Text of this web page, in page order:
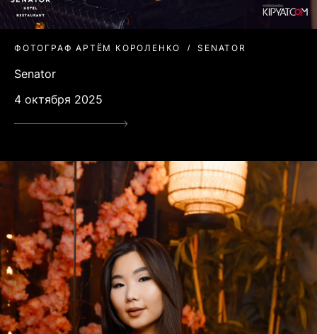
ФОТОГРАФ АРТЁМ КОРОЛЕНКО SENATOR
Senator
4 октября 2025